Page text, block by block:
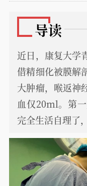
导读
近日，康复大学
借精细化被膜解
大肿瘤，喉返神
血仅20ml。第
完全生活自理了